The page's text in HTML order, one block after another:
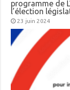
programme de
l’élection
23 juin 2024